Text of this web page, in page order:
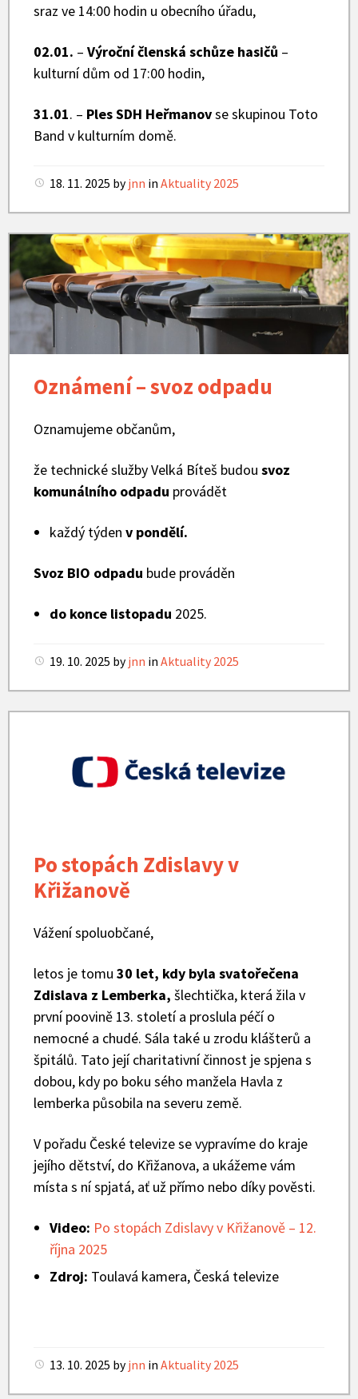
sraz ve 14:00 hodin u obecního úřadu,
02.01. – Výroční členská schůze hasičů –
kulturní dům od 17:00 hodin,
31.01. – Ples SDH Heřmanovse skupinou Toto
Band v kulturním domě.
18. 11. 2025 by jnn in Aktuality 2025
Popelnice
na
tříděný
odpad
Oznámení – svoz odpadu
Oznamujeme občanům,
že technické služby Velká Bíteš budou svoz
komunálního odpadu provádět
každý týden v pondělí.
Svoz BIO odpadu bude prováděn
do konce listopadu 2025.
19. 10. 2025 by jnn in Aktuality 2025
logo
Po stopách Zdislavy v
Křižanově
Vážení spoluobčané,
letos je tomu 30 let, kdy byla svatořečena
Zdislava z Lemberka, šlechtička, která žila v
první poovině 13. století a proslula péčí o
nemocné a chudé. Sála také u zrodu klášterů a
špitálů. Tato její charitativní činnost je spjena s
dobou, kdy po boku sého manžela Havla z
lemberka působila na severu země.
V pořadu České televize se vypravíme do kraje
jejího dětství, do Křižanova, a ukážeme vám
místa s ní spjatá, ať už přímo nebo díky pověsti.
Video: Po stopách Zdislavy v Křižanově – 12.
října 2025
Zdroj: Toulavá kamera, Česká televize
13. 10. 2025 by jnn in Aktuality 2025